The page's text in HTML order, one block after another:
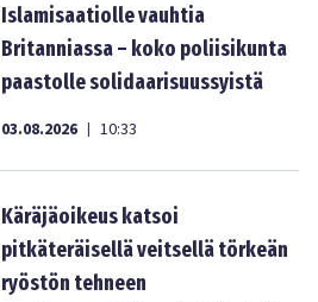
Islamisaatiolle vauhtia
Britanniassa – koko poliisikunta
paastolle solidaarisuussyistä
03.08.2026 | 10:33
Käräjäoikeus katsoi
pitkäteräisellä veitsellä törkeän
ryöstön tehneen